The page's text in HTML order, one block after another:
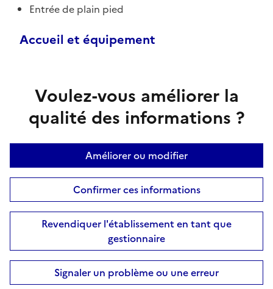
Entrée de plain pied
Accueil et équipement
Voulez-vous améliorer la
qualité des informations ?
Améliorer ou modifier
Confirmer ces informations
Revendiquer l'établissement en tant que
gestionnaire
Signaler un problème ou une erreur